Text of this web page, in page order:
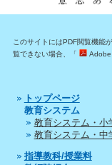
このサイトにはPDF閲覧機能
覧できない場合、「
Adobe
トップページ
教育システム
教育システム・小
教育システム・中
指導教科/授業料